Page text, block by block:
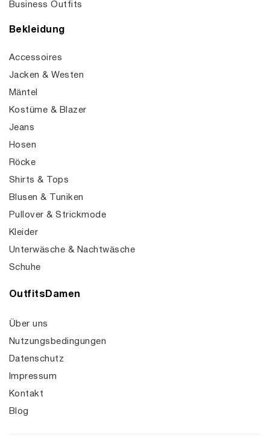
Business Outfits
Bekleidung
Accessoires
Jacken & Westen
Mäntel
Kostüme & Blazer
Jeans
Hosen
Röcke
Shirts & Tops
Blusen & Tuniken
Pullover & Strickmode
Kleider
Unterwäsche & Nachtwäsche
Schuhe
OutfitsDamen
Über uns
Nutzungsbedingungen
Datenschutz
Impressum
Kontakt
Blog